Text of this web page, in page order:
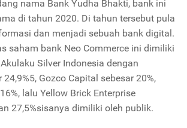
nama Bank Yudha Bhakti, bank ini
di tahun 2020. Di tahun tersebut pula
dan menjadi sebuah bank digital.
saham bank Neo Commerce ini dimiliki
Silver Indonesia dengan
Gozco Capital sebesar 20%,
lalu Yellow Brick Enterprise
27,5%sisanya dimiliki oleh publik.